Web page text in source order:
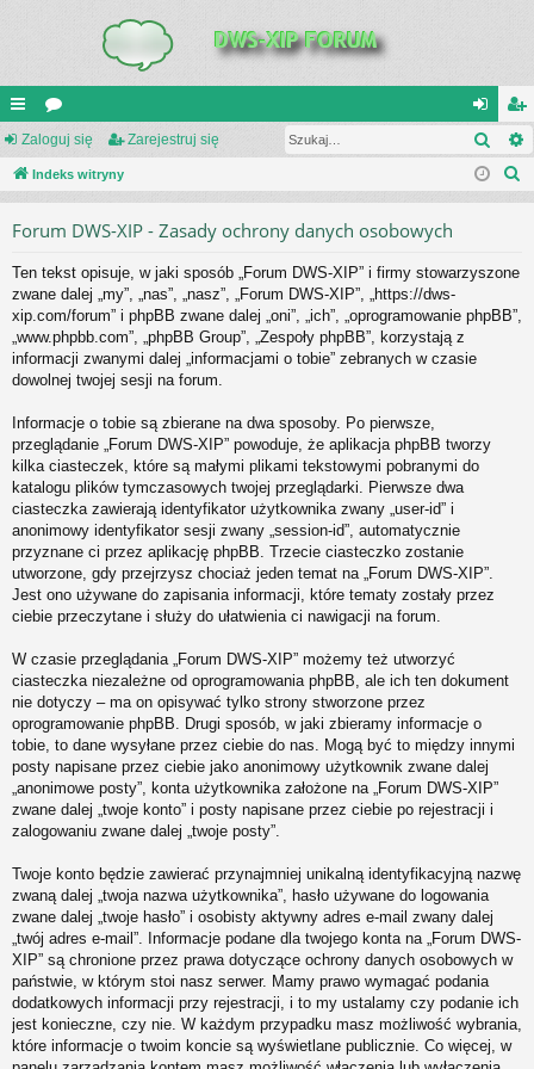
UI
C
IN
K
S
or
a
al
og
ę
ar
ej
si
Zaloguj się Zarejestruj się
Indeks witryny
Forum DWS-XIP - Zasady ochrony danych osobowych
Ten tekst opisuje, w jaki sposób „Forum DWS-XIP” i firmy stowarzyszone
zwane dalej „my”, „nas”, „nasz”, „Forum DWS-XIP”, „https://dws-
xip.com/forum” i phpBB zwane dalej „oni”, „ich”, „oprogramowanie phpBB”,
„www.phpbb.com”, „phpBB Group”, „Zespoły phpBB”, korzystają z
informacji zwanymi dalej „informacjami o tobie” zebranych w czasie
dowolnej twojej sesji na forum.
Informacje o tobie są zbierane na dwa sposoby. Po pierwsze,
przeglądanie „Forum DWS-XIP” powoduje, że aplikacja phpBB tworzy
kilka ciasteczek, które są małymi plikami tekstowymi pobranymi do
katalogu plików tymczasowych twojej przeglądarki. Pierwsze dwa
ciasteczka zawierają identyfikator użytkownika zwany „user-id” i
anonimowy identyfikator sesji zwany „session-id”, automatycznie
przyznane ci przez aplikację phpBB. Trzecie ciasteczko zostanie
utworzone, gdy przejrzysz chociaż jeden temat na „Forum DWS-XIP”.
Jest ono używane do zapisania informacji, które tematy zostały przez
ciebie przeczytane i służy do ułatwienia ci nawigacji na forum.
W czasie przeglądania „Forum DWS-XIP” możemy też utworzyć
ciasteczka niezależne od oprogramowania phpBB, ale ich ten dokument
nie dotyczy – ma on opisywać tylko strony stworzone przez
oprogramowanie phpBB. Drugi sposób, w jaki zbieramy informacje o
tobie, to dane wysyłane przez ciebie do nas. Mogą być to między innymi
posty napisane przez ciebie jako anonimowy użytkownik zwane dalej
„anonimowe posty”, konta użytkownika założone na „Forum DWS-XIP”
zwane dalej „twoje konto” i posty napisane przez ciebie po rejestracji i
zalogowaniu zwane dalej „twoje posty”.
Twoje konto będzie zawierać przynajmniej unikalną identyfikacyjną nazwę
zwaną dalej „twoja nazwa użytkownika”, hasło używane do logowania
zwane dalej „twoje hasło” i osobisty aktywny adres e-mail zwany dalej
„twój adres e-mail”. Informacje podane dla twojego konta na „Forum DWS-
XIP” są chronione przez prawa dotyczące ochrony danych osobowych w
państwie, w którym stoi nasz serwer. Mamy prawo wymagać podania
dodatkowych informacji przy rejestracji, i to my ustalamy czy podanie ich
jest konieczne, czy nie. W każdym przypadku masz możliwość wybrania,
które informacje o twoim koncie są wyświetlane publicznie. Co więcej, w